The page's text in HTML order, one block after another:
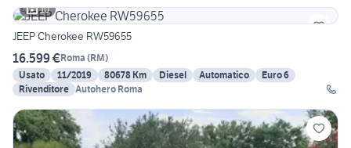
10
JEEP Cherokee RW59655
16.599 €Roma (RM)
Usato
11/2019 80678 Km Diesel Automatico
Euro 6
Rivenditore Autohero Roma